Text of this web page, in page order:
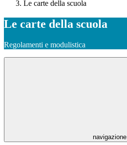
Le carte della scuola
Le carte della scuola
Regolamenti e modulistica
navigazione